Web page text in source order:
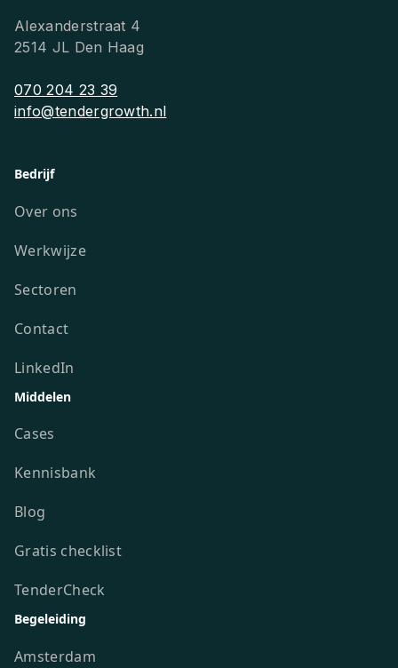
Alexanderstraat 4
2514 JL Den Haag
070 204 23 39
info@tendergrowth.nl
Bedrijf
Over ons
Werkwijze
Sectoren
Contact
LinkedIn
Middelen
Cases
Kennisbank
Blog
Gratis checklist
TenderCheck
Begeleiding
Amsterdam